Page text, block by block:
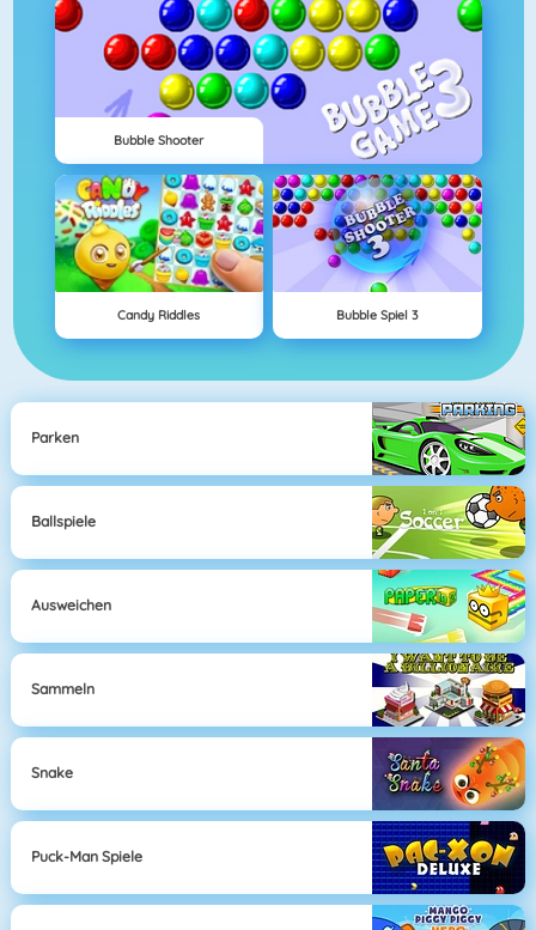
Bubble Shooter
Candy Riddles Bubble Spiel 3
Parken
Ballspiele
Ausweichen
Sammeln
Snake
Puck-Man Spiele